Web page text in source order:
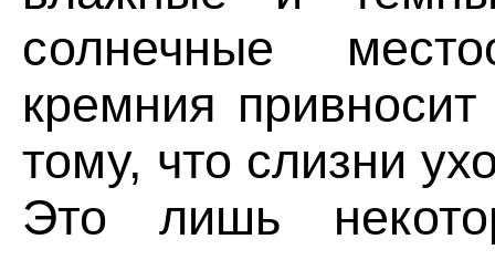
солнечные
кремния
тому, что слизни
Это лишь